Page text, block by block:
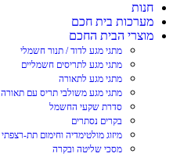
חנות
מערכות בית חכם
מוצרי הבית החכם
מתגי מגע לדוד / תנור חשמלי
מתגי מגע לתריסים חשמליים
מתגי מגע לתאורה
מתגי מגע משולבי תריס עם תאורה
סדרת שקעי החשמל
בקרים נסתרים
מיזוג מולטימדיה וחימום תת-רצפתי
מסכי שליטה ובקרה